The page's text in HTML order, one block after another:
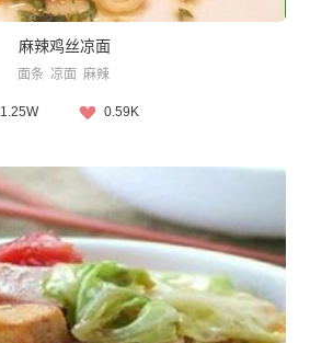
麻辣鸡丝凉面
面条 凉面 麻辣
1.25W 0.59K